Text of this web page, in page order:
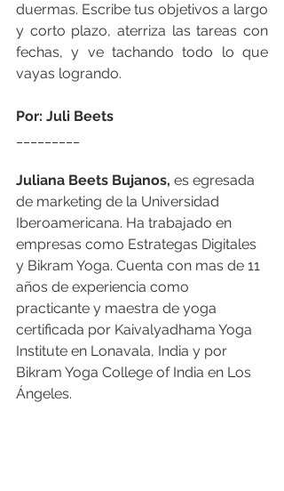
duermas. Escribe tus objetivos a largo
y corto plazo, aterriza las tareas con
fechas, y ve tachando todo lo que
vayas logrando.
Por: Juli Beets
Juliana Beets Bujanos, es egresada
de marketing de la Universidad
Iberoamericana. Ha trabajado en
empresas como Estrategas Digitales
y Bikram Yoga. Cuenta con mas de 11
años de experiencia como
practicante y maestra de yoga
certificada por Kaivalyadhama Yoga
Institute en Lonavala, India y por
Bikram Yoga College of India en Los
Ángeles.